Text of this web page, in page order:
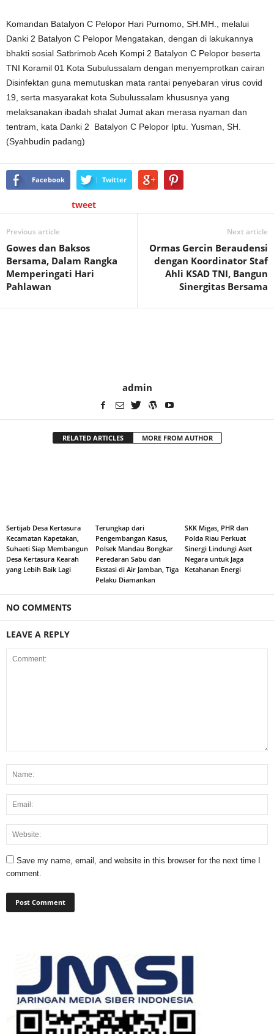
Komandan Batalyon C Pelopor Hari Purnomo, SH.MH., melalui
Danki 2 Batalyon C Pelopor Mengatakan, dengan di lakukannya
bhakti sosial Satbrimob Aceh Kompi 2 Batalyon C Pelopor beserta
TNI Koramil 01 Kota Subulussalam dengan menyemprotkan cairan
Disinfektan guna memutuskan mata rantai penyebaran virus covid
19, serta masyarakat kota Subulussalam khususnya yang
melaksanakan ibadah shalat Jumat akan merasa nyaman dan
tentram, kata Danki 2 Batalyon C Pelopor Iptu. Yusman, SH.
(Syahbudin padang)
Facebook Twitter
tweet
Previous article
Gowes dan Baksos
Bersama, Dalam Rangka
Memperingati Hari
Pahlawan
Next article
Ormas Gercin Beraudensi
dengan Koordinator Staf
Ahli KSAD TNI, Bangun
Sinergitas Bersama
admin
RELATED ARTICLES MORE FROM AUTHOR
Sertijab Desa Kertasura
Kecamatan Kapetakan,
Suhaeti Siap Membangun
Desa Kertasura Kearah
yang Lebih Baik Lagi
Terungkap dari
Pengembangan Kasus,
Polsek Mandau Bongkar
Peredaran Sabu dan
Ekstasi di Air Jamban, Tiga
Pelaku Diamankan
SKK Migas, PHR dan
Polda Riau Perkuat
Sinergi Lindungi Aset
Negara untuk Jaga
Ketahanan Energi
NO COMMENTS
LEAVE A REPLY
Save my name, email, and website in this browser for the next time I
comment.